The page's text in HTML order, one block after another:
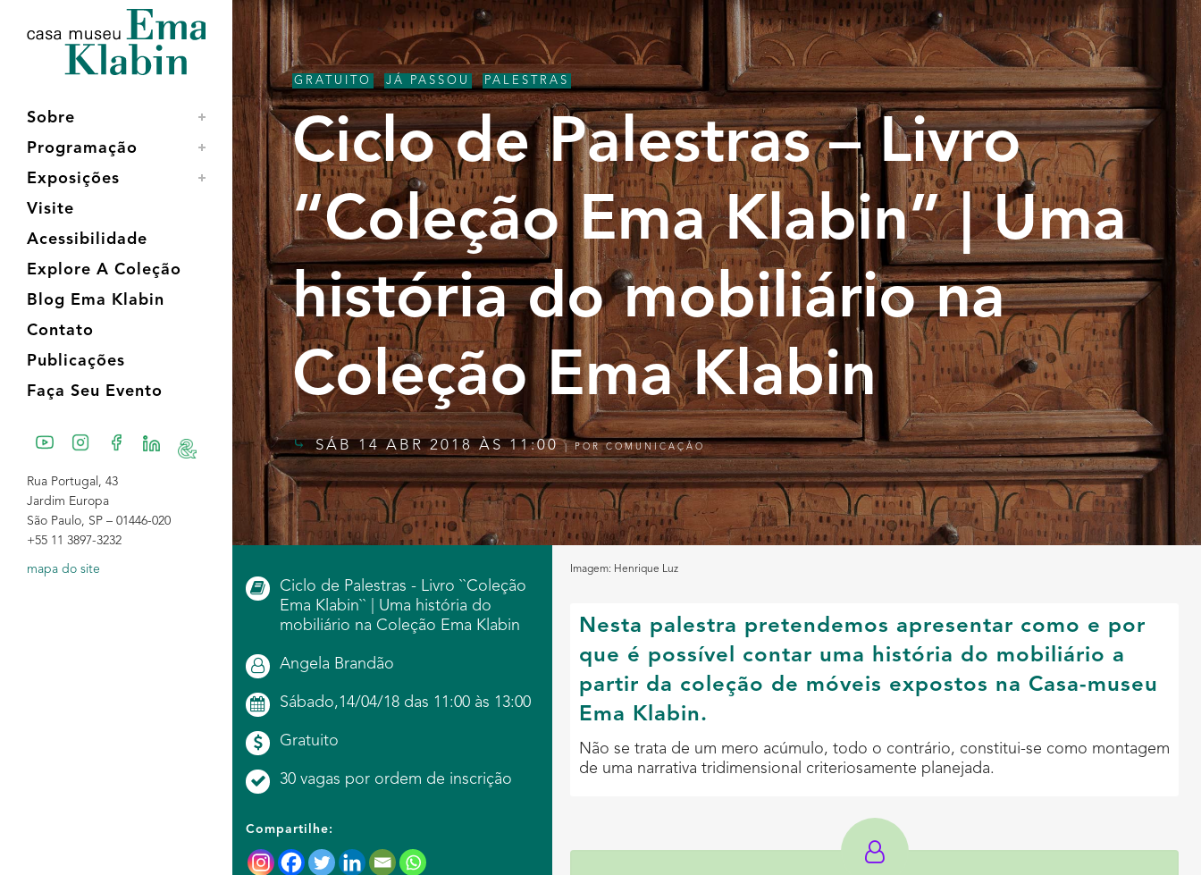
conteúdo
navegação
Sobre
Programação
Exposições
Visite
Acessibilidade
Explore A Coleção
Blog Ema Klabin
Contato
Publicações
Faça Seu Evento
Rua Portugal, 43
Jardim Europa
São Paulo, SP – 01446-020
+55 11 3897-3232
mapa do site
GRATUITO , JÁ PASSOU , PALESTRAS
Ciclo de Palestras – Livro
“Coleção Ema Klabin” | Uma
história do mobiliário na
Coleção Ema Klabin
SÁB 14 ABR 2018 ÀS 11:00| PORCOMUNICAÇÃO
Ciclo de Palestras - Livro ``Coleção
Ema Klabin`` | Uma história do
mobiliário na Coleção Ema Klabin
Angela Brandão
Sábado,14/04/18 das 11:00 às 13:00
Gratuito
30 vagas por ordem de inscrição
Compartilhe:
Imagem: Henrique Luz
Nesta palestra pretendemos apresentar como e por
que é possível contar uma história do mobiliário a
partir da coleção de móveis expostos na Casa-museu
Ema Klabin.
Não se trata de um mero acúmulo, todo o contrário, constitui-se como montagem
de uma narrativa tridimensional criteriosamente planejada.